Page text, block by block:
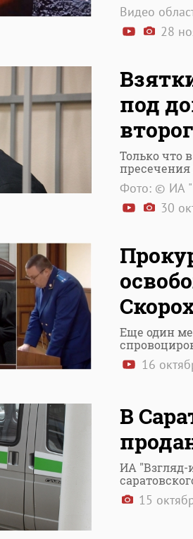
Видео
28
под
Только что
Фото: © ИА
30
Еще один
16
В
ИА "Взгляд-
15